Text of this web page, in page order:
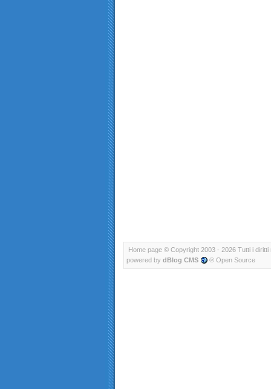
Home page © Copyright 2003 - 2026 Tutti i diritti
powered by dBlog CMS ® Open Source